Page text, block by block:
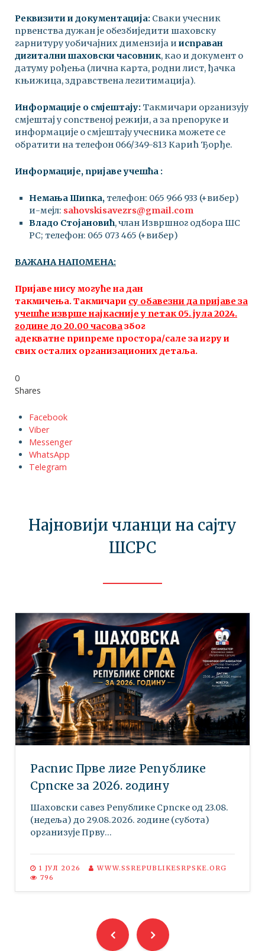
Реквизити и документација: Сваки учесник
првенства дужан је обезбиједити шаховску
гарнитуру уобичајних димензија и исправан
дигитални шаховски часовник, као и документ о
датуму рођења (лична карта, родни лист, ђачка
књижица, здравствена легитимација).
Информације о смјештају: Такмичари организују
смјештај у сопственој режији, а за препоруке и
информације о смјештају учесника можете се
обратити на телефон 066/349-813 Карић Ђорђе.
Информације, пријаве учешћа :
Немања Шипка, телефон: 065 966 933 (+вибер)
и-мејл: sahovskisavezrs@gmail.com
Владо Стојановић, члан Извршног одбора ШС
РС; телефон: 065 073 465 (+вибер)
ВАЖАНА НАПОМЕНА:
Пријаве нису могуће на дан
такмичења. Такмичари су обавезни да пријаве за
учешће изврше најкасније у петак 05. јула2024.
године до 20.00 часовазбог
адекватне припреме простора/сале за игру и
свих осталих организационих детаља.
0
Shares
Facebook
Viber
Messenger
WhatsApp
Telegram
Најновији чланци на сајту
ШСРС
Распис Прве лиге Републике
Српске за 2026. годину
Шаховски савез Републике Српске oд 23.08.
(недеља) до 29.08.2026. године (субота)
организује Прву...
1 ЈУЛ 2026
WWW.SSREPUBLIKESRPSKE.ORG
796